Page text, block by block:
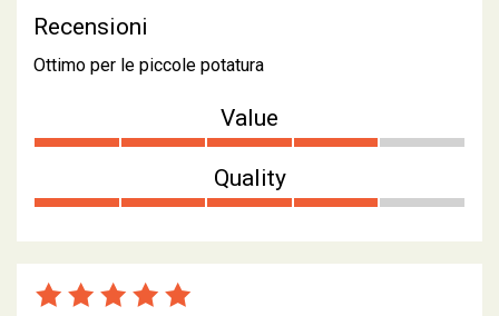
Recensioni
Ottimo per le piccole potatura
Value
Quality